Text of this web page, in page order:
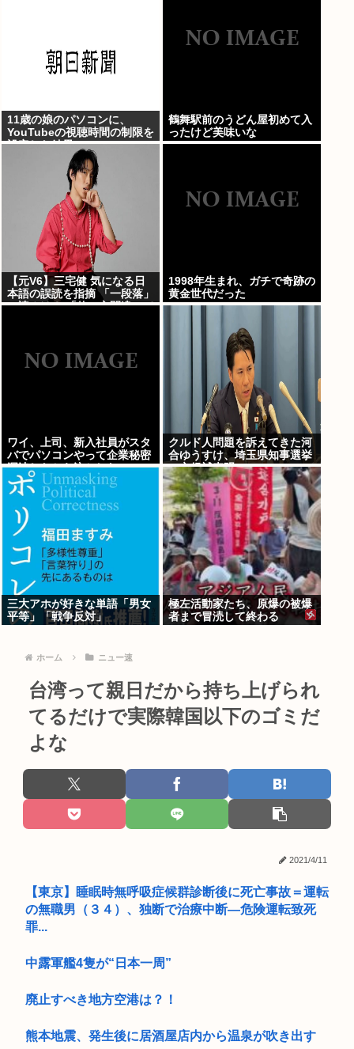
11歳の娘のパソコンに、
YouTubeの視聴時間の制限を
設定した結果
鶴舞駅前のうどん屋初めて入
ったけど美味いな
【元V6】三宅健 気になる日
本語の誤読を指摘 「一段落」
の読みは？ 「使い方間違って
1998年生まれ、ガチで奇跡の
黄金世代だった
ワイ、上司、新入社員がスタ
バでパソコンやって企業秘密
漏洩したから泣かした
クルド人問題を訴えてきた河
合ゆうすけ、埼玉県知事選挙
に立候補表明www
三大アホが好きな単語「男女
平等」「戦争反対」
極左活動家たち、原爆の被爆
者まで冒涜して終わる
ホーム ニュー速
台湾って親日だから持ち上げられ
てるだけで実際韓国以下のゴミだ
よな
2021/4/11
【東京】睡眠時無呼吸症候群診断後に死亡事故＝運転
の無職男（３４）、独断で治療中断―危険運転致死
罪...
中露軍艦4隻が“日本一周”
廃止すべき地方空港は？！
熊本地震、発生後に居酒屋店内から温泉が吹き出す